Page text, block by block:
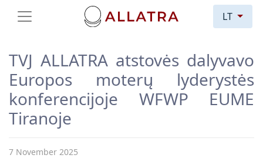
LT
TVJ ALLATRA atstovės dalyvavo
Europos moterų lyderystės
konferencijoje WFWP EUME
Tiranoje
7 November 2025